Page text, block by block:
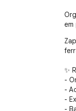
em
✨
-
-
-